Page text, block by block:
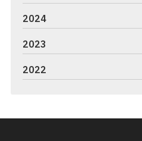
2024
2023
2022